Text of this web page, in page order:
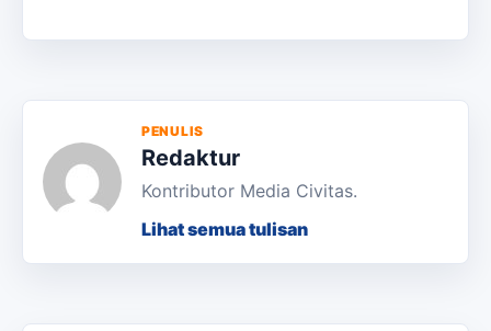
PENULIS
Redaktur
Kontributor Media Civitas.
Lihat semua tulisan